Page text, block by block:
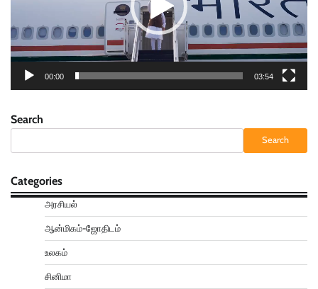
00:00 03:54
Search
Search
Categories
அரசியல்
ஆன்மிகம்-ஜோதிடம்
உலகம்
சினிமா